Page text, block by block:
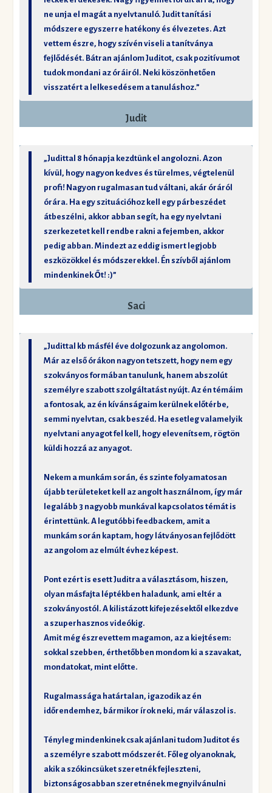
ne unja el magát a nyelvtanuló. Judit tanítási
módszere egyszerre hatékony és élvezetes. Azt
vettem észre, hogy szívén viseli a tanítványa
fejlődését. Bátran ajánlom Juditot, csak pozitívumot
tudok mondani az óráiról. Neki köszönhetően
visszatért a lelkesedésem a tanuláshoz.”
Judit
„Judittal 8 hónapja kezdtünk el angolozni. Azon
kívül, hogy nagyon kedves és türelmes, végtelenül
profi! Nagyon rugalmasan tud váltani, akár óráról
órára. Ha egy szituációhoz kell egy párbeszédet
átbeszélni, akkor abban segít, ha egy nyelvtani
szerkezetet kell rendbe rakni a fejemben, akkor
pedig abban. Mindezt az eddig ismert legjobb
eszközökkel és módszerekkel. Én szívből ajánlom
mindenkinek Őt! :)”
Saci
„Judittal kb másfél éve dolgozunk az angolomon.
Már az első órákon nagyon tetszett, hogy nem egy
szokványos formában tanulunk, hanem abszolút
személyre szabott szolgáltatást nyújt. Az én témáim
a fontosak, az én kívánságaim kerülnek előtérbe,
semmi nyelvtan, csak beszéd. Ha esetleg valamelyik
nyelvtani anyagot fel kell, hogy elevenítsem, rögtön
küldi hozzá az anyagot.
Nekem a munkám során, és szinte folyamatosan
újabb területeket kell az angolt használnom, így már
legalább 3 nagyobb munkával kapcsolatos témát is
érintettünk. A legutóbbi feedbackem, amit a
munkám során kaptam, hogy látványosan fejlődött
az angolom az elmúlt évhez képest.
Pont ezért is esett Juditra a választásom, hiszen,
olyan másfajta léptékben haladunk, ami eltér a
szokványostól. A kilistázott kifejezésektől elkezdve
a szuperhasznos videókig.
Amit még észrevettem magamon, az a kiejtésem:
sokkal szebben, érthetőbben mondom ki a szavakat,
mondatokat, mint előtte.
Rugalmassága határtalan, igazodik az én
időrendemhez, bármikor írok neki, már válaszol is.
Tényleg mindenkinek csak ajánlani tudom Juditot és
a személyre szabott módszerét. Főleg olyanoknak,
akik a szókincsüket szeretnék fejleszteni,
biztonságosabban szeretnének megnyilvánulni